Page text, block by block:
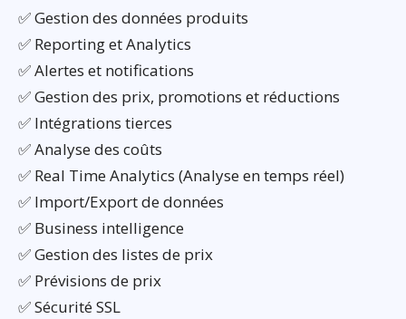
✅ Gestion des données produits
✅ Reporting et Analytics
✅ Alertes et notifications
✅ Gestion des prix, promotions et réductions
✅ Intégrations tierces
✅ Analyse des coûts
✅ Real Time Analytics (Analyse en temps réel)
✅ Import/Export de données
✅ Business intelligence
✅ Gestion des listes de prix
✅ Prévisions de prix
✅ Sécurité SSL